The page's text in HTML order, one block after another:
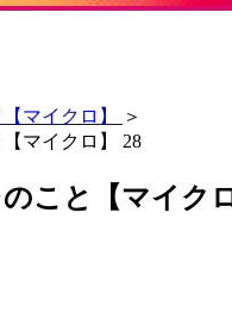
マイクロ】
＞
マイクロ】 28
こと【マイク